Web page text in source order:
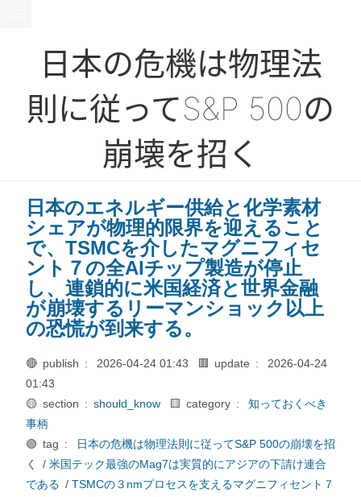
日本の危機は物理法
則に従ってS&P 500の
崩壊を招く
日本のエネルギー供給と化学素材
シェアが物理的限界を迎えること
で、TSMCを介したマグニフィセ
ント７の全AIチップ製造が停止
し、連鎖的に米国経済と世界金融
が崩壊するリーマンショック以上
の恐慌が到来する。
🔴 publish : 2026-04-24 01:43 🟥 update :
2026-04-24
01:43
🟡 section : should_know 🟨 category :
知っておくべき
事柄
🟢 tag :
日本の危機は物理法則に従ってS&P 500の崩壊を招
く
/ 米国テック最強のMag7は実質的にアジアの下請け連合
である / TSMCの３nmプロセスを支えるマグニフィセント７